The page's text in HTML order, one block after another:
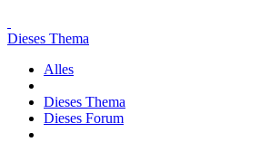
Dieses Thema
Alles
Dieses Thema
Dieses Forum